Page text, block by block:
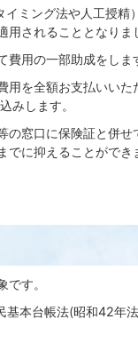
ミング法や人工授精
されることとなりま
用の一部助成をしま
を全額お支払いいた
みします。
窓口に保険証と併
でに抑えることがで
す。
基本台帳法(昭和42年